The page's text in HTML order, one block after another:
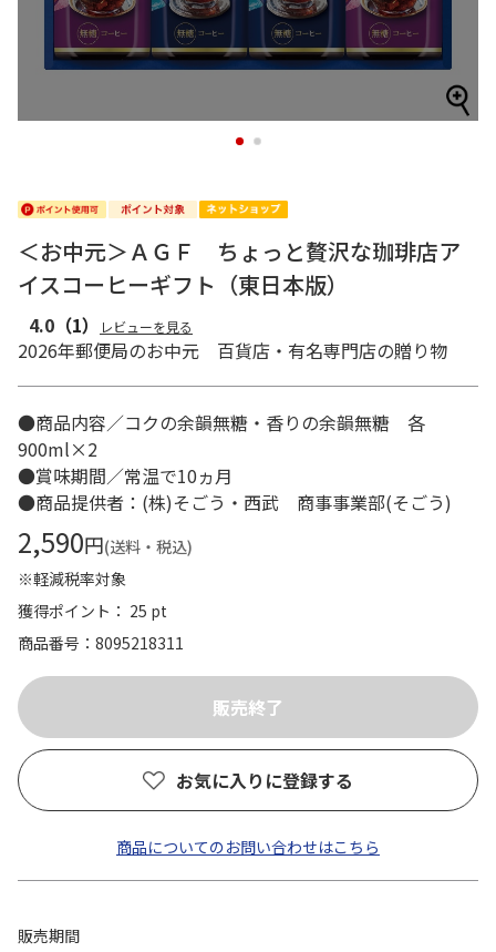
1 2
＜お中元＞ＡＧＦ ちょっと贅沢な珈琲店ア
イスコーヒーギフト（東日本版）
4.0 （1） レビューを見る
2026年郵便局のお中元 百貨店・有名専門店の贈り物
●商品内容／コクの余韻無糖・香りの余韻無糖 各
900ml×2
●賞味期間／常温で10ヵ月
●商品提供者：(株)そごう・西武 商事事業部(そごう)
2,590円(送料・税込)
※軽減税率対象
獲得ポイント： 25 pt
商品番号
8095218311
お気に入りに登録する
商品についてのお問い合わせはこちら
販売期間